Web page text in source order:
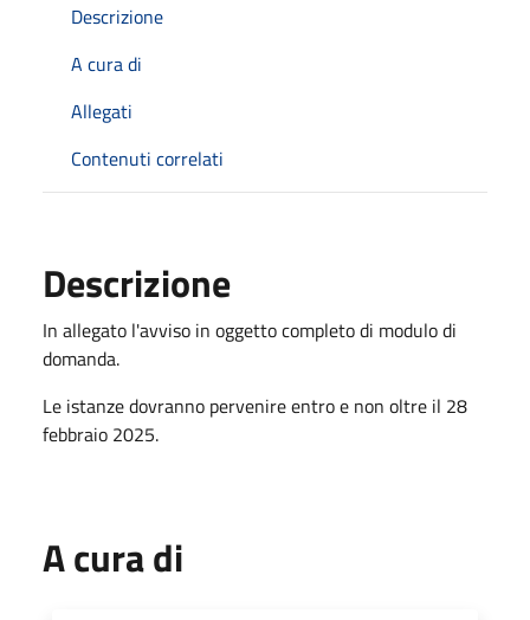
Descrizione
A cura di
Allegati
Contenuti correlati
Descrizione
In allegato l'avviso in oggetto completo di modulo di
domanda.
Le istanze dovranno pervenire entro e non oltre il 28
febbraio 2025.
A cura di